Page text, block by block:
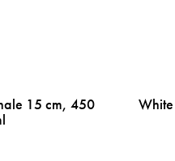
15 cm, 450
White